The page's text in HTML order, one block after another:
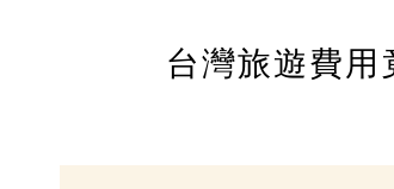
台灣旅遊費